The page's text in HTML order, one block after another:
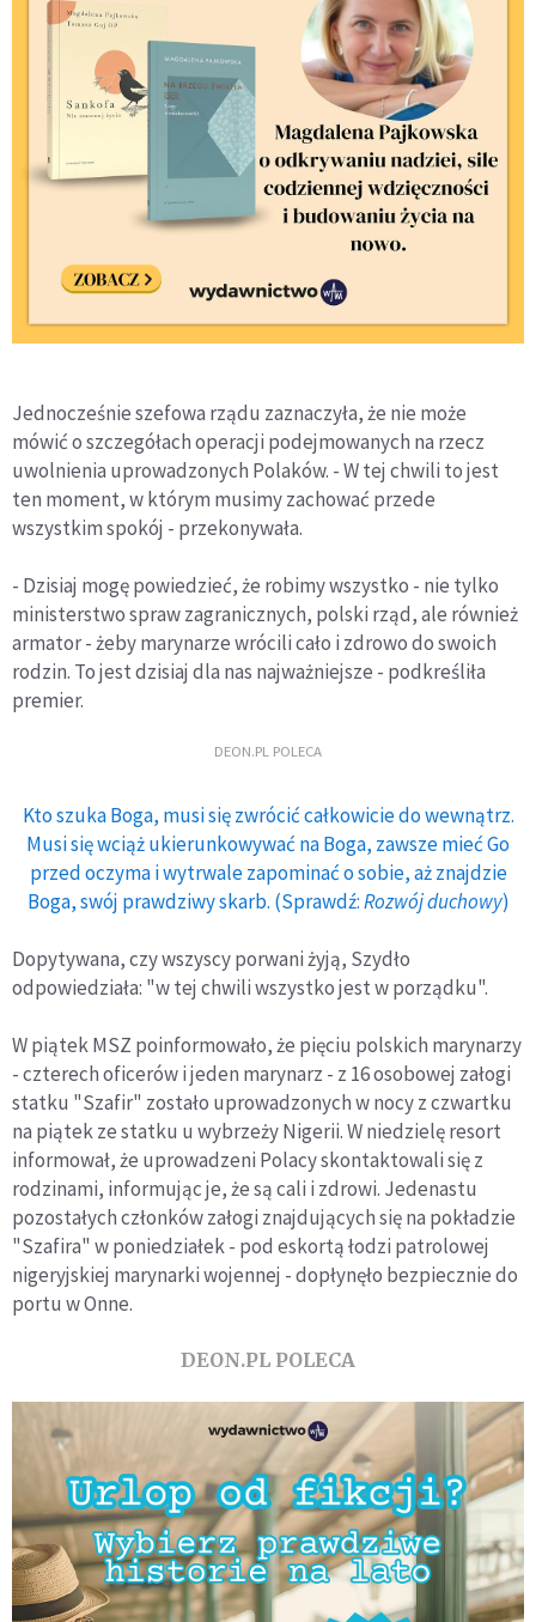
Jednocześnie szefowa rządu zaznaczyła, że nie może
mówić o szczegółach operacji podejmowanych na rzecz
uwolnienia uprowadzonych Polaków. - W tej chwili to jest
ten moment, w którym musimy zachować przede
wszystkim spokój - przekonywała.
- Dzisiaj mogę powiedzieć, że robimy wszystko - nie tylko
ministerstwo spraw zagranicznych, polski rząd, ale również
armator - żeby marynarze wrócili cało i zdrowo do swoich
rodzin. To jest dzisiaj dla nas najważniejsze - podkreśliła
premier.
DEON.PL POLECA
Kto szuka Boga, musi się zwrócić całkowicie do wewnątrz.
Musi się wciąż ukierunkowywać na Boga, zawsze mieć Go
przed oczyma i wytrwale zapominać o sobie, aż znajdzie
Boga, swój prawdziwy skarb. (Sprawdź:Rozwój duchowy)
Dopytywana, czy wszyscy porwani żyją, Szydło
odpowiedziała: "w tej chwili wszystko jest w porządku".
W piątek MSZ poinformowało, że pięciu polskich marynarzy
- czterech oficerów i jeden marynarz - z 16 osobowej załogi
statku "Szafir" zostało uprowadzonych w nocy z czwartku
na piątek ze statku u wybrzeży Nigerii. W niedzielę resort
informował, że uprowadzeni Polacy skontaktowali się z
rodzinami, informując je, że są cali i zdrowi. Jedenastu
pozostałych członków załogi znajdujących się na pokładzie
"Szafira" w poniedziałek - pod eskortą łodzi patrolowej
nigeryjskiej marynarki wojennej - dopłynęło bezpiecznie do
portu w Onne.
DEON.PL POLECA